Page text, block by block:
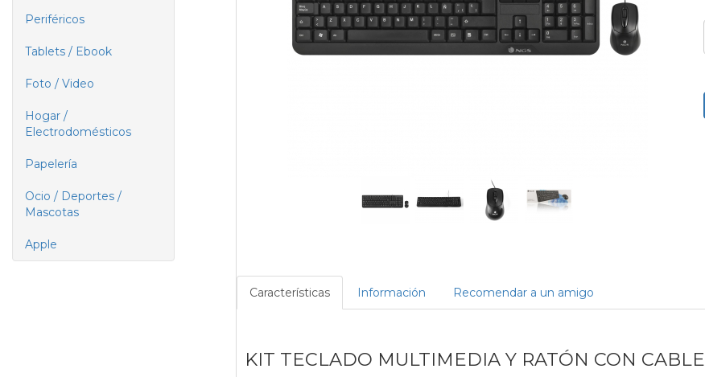
Periféricos
Tablets / Ebook
Foto / Video
Hogar /
Electrodomésticos
Papelería
Ocio / Deportes /
Mascotas
Apple
Características Información Recomendar a un amigo
KIT TECLADO MULTIMEDIA Y RATÓN CON CABLE